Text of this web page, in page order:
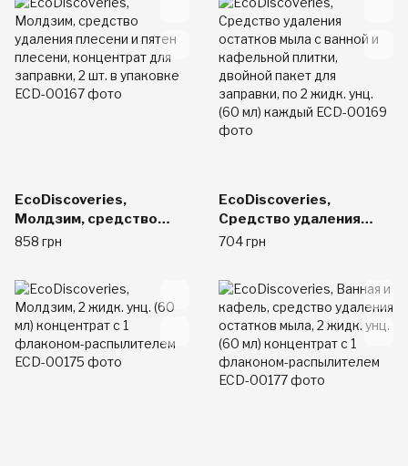
туалетный столик, по 2
жидк. унц. (60 мл)
каждый
EcoDiscoveries,
Молдзим, средство
удаления плесени и
концентрат для
заправки, 2 шт. в
упаковке
858 грн
EcoDiscoveries,
Средство удаления
остатков мыла с ванной
двойной пакет для
заправки, по 2 жидк.
унц. (60 мл) каждый
704 грн